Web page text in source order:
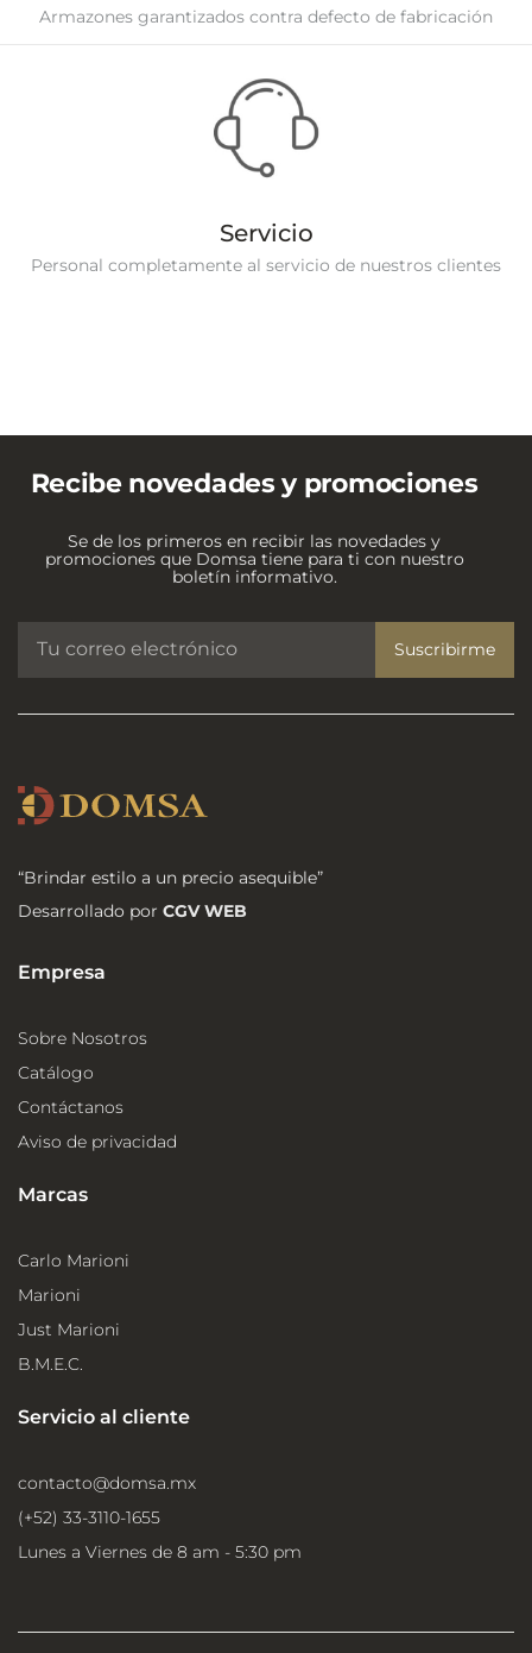
Armazones garantizados contra defecto de fabricación
Servicio
Personal completamente al servicio de nuestros clientes
Recibe novedades y promociones
Se de los primeros en recibir las novedades y
promociones que Domsa tiene para ti con nuestro
boletín informativo.
Suscribirme
“Brindar estilo a un precio asequible”
Desarrollado por CGV WEB
Empresa
Sobre Nosotros
Catálogo
Contáctanos
Aviso de privacidad
Marcas
Carlo Marioni
Marioni
Just Marioni
B.M.E.C.
Servicio al cliente
contacto@domsa.mx
(+52) 33-3110-1655
Lunes a Viernes de 8 am - 5:30 pm